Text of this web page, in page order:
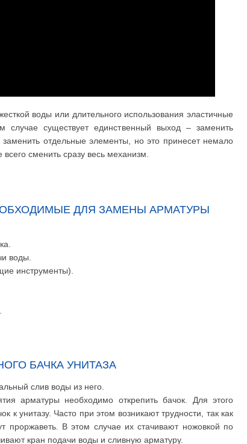
воды или длительного использования эластичные
существует единственный выход – заменить
отдельные элементы, но это принесет немало
сменить сразу весь механизм.
ДЛЯ ЗАМЕНЫ АРМАТУРЫ
воды.
инструменты).
БАЧКА УНИТАЗА
слив воды из него.
арматуры необходимо открепить бачок. Для этого
к унитазу. Часто при этом возникают трудности, так как
проржаветь. В этом случае их стачивают ножовкой по
кран подачи воды и сливную арматуру.